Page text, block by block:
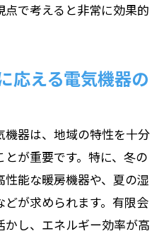
で考えると非常に効果的
応える電気機器の
器は、地域の特性を十分
が重要です。特に、冬の
能な暖房機器や、夏の湿
が求められます。有限会
し、エネルギー効率が高